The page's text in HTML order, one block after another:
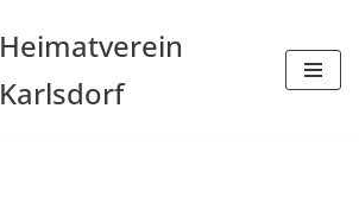
Heimatverein
Karlsdorf